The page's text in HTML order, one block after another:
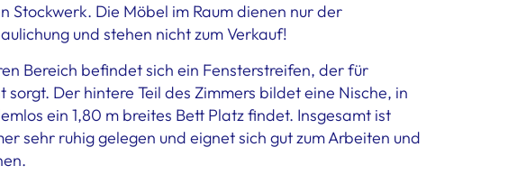
Stockwerk. Die Möbel im Raum dienen nur der
und stehen nicht zum Verkauf!
Bereich befindet sich ein Fensterstreifen, der für
sorgt. Der hintere Teil des Zimmers bildet eine Nische, in
ein 1,80 m breites Bett Platz findet. Insgesamt ist
sehr ruhig gelegen und eignet sich gut zum Arbeiten und